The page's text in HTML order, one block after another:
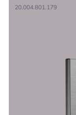
20.004.801.179